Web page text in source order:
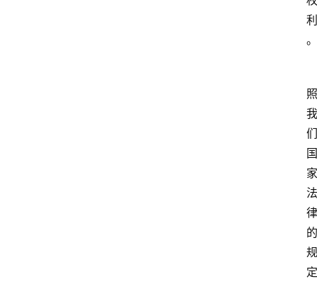
利
。
照
我
们
国
家
法
律
的
规
定